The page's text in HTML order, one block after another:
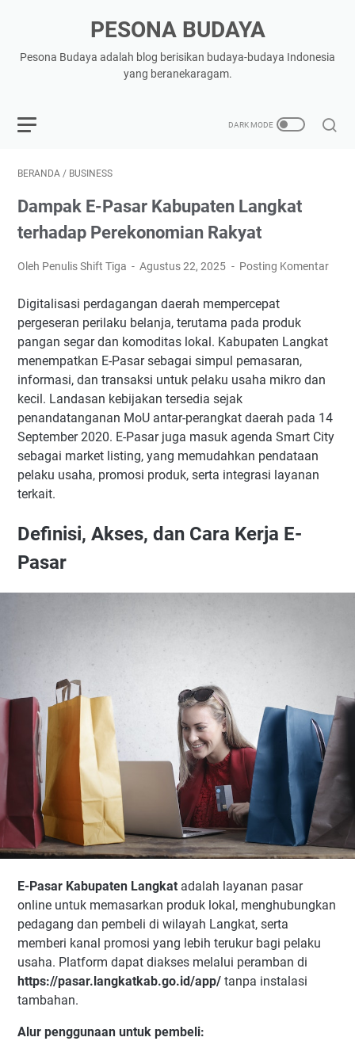
PESONA BUDAYA
Pesona Budaya adalah blog berisikan budaya-budaya Indonesia
yang beranekaragam.
BERANDA / BUSINESS
Dampak E-Pasar Kabupaten Langkat
terhadap Perekonomian Rakyat
Oleh Penulis Shift Tiga Agustus 22, 2025 Posting Komentar
Digitalisasi perdagangan daerah mempercepat
pergeseran perilaku belanja, terutama pada produk
pangan segar dan komoditas lokal. Kabupaten Langkat
menempatkan E-Pasar sebagai simpul pemasaran,
informasi, dan transaksi untuk pelaku usaha mikro dan
kecil. Landasan kebijakan tersedia sejak
penandatanganan MoU antar-perangkat daerah pada 14
September 2020. E-Pasar juga masuk agenda Smart City
sebagai market listing, yang memudahkan pendataan
pelaku usaha, promosi produk, serta integrasi layanan
terkait.
Definisi, Akses, dan Cara Kerja E-
Pasar
E-Pasar Kabupaten Langkat adalah layanan pasar
online untuk memasarkan produk lokal, menghubungkan
pedagang dan pembeli di wilayah Langkat, serta
memberi kanal promosi yang lebih terukur bagi pelaku
usaha. Platform dapat diakses melalui peramban di
https://pasar.langkatkab.go.id/app/ tanpa instalasi
tambahan.
Alur penggunaan untuk pembeli: